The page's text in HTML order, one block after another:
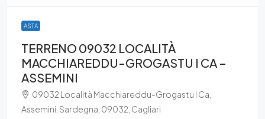
ASTA
TERRENO 09032 LOCALITÀ
MACCHIAREDDU-GROGASTU I CA –
ASSEMINI
09032 Località Macchiareddu-Grogastu I Ca,
Assemini, Sardegna, 09032, Cagliari